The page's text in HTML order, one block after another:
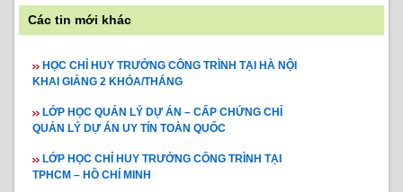
Các tin mới khác
HỌC CHỈ HUY TRƯỞNG CÔNG TRÌNH TẠI HÀ NỘI
KHAI GIẢNG 2 KHÓA/THÁNG
LỚP HỌC QUẢN LÝ DỰ ÁN – CẤP CHỨNG CHỈ
QUẢN LÝ DỰ ÁN UY TÍN TOÀN QUỐC
LỚP HỌC CHỈ HUY TRƯỞNG CÔNG TRÌNH TẠI
TPHCM – HỒ CHÍ MINH